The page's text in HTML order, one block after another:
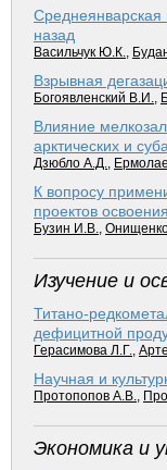
назад
Васильчук Ю.К.,
Взрывная
Богоявленский В.И.,
Влияние
арк­тических и
Дзюбло А.Д.,
К вопросу
проектов
Бузин И.В.,
Изучение и
Титано-
дефицитной
Герасимова Л.Г.,
Научная и
Протопопов А.В.,
Экономика и